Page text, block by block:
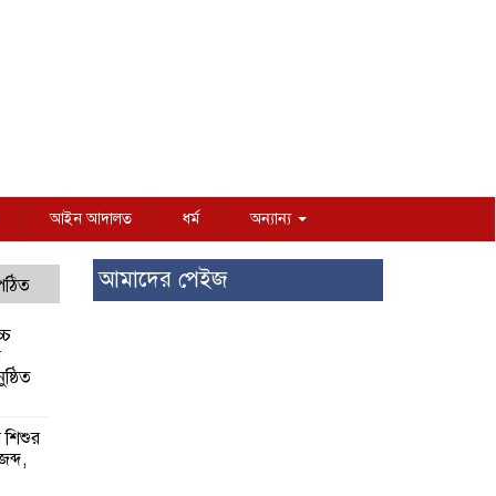
আইন আদালত ধর্ম অন্যান্য
শিশুর
আমাদের পেইজ